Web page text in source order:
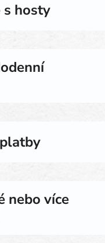
s hosty
nebo více